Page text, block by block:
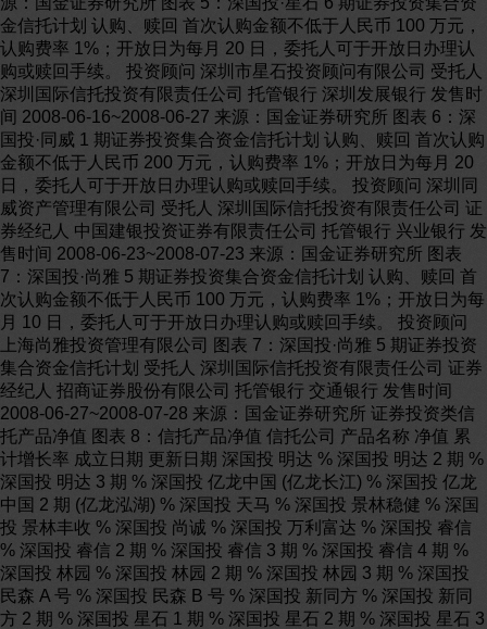
金信托计划 认购、赎回 首次认购金额不低于人民币 100 万元，
认购费率 1%；开放日为每月 20 日，委托人可于开放日办理认
购或赎回手续。 投资顾问 深圳市星石投资顾问有限公司 受托人
深圳国际信托投资有限责任公司 托管银行 深圳发展银行 发售时
间 2008-06-16~2008-06-27 来源：国金证券研究所 图表 6：深
国投·同威 1 期证券投资集合资金信托计划 认购、赎回 首次认购
金额不低于人民币 200 万元，认购费率 1%；开放日为每月 20
日，委托人可于开放日办理认购或赎回手续。 投资顾问 深圳同
威资产管理有限公司 受托人 深圳国际信托投资有限责任公司 证
券经纪人 中国建银投资证券有限责任公司 托管银行 兴业银行 发
售时间 2008-06-23~2008-07-23 来源：国金证券研究所 图表
7：深国投·尚雅 5 期证券投资集合资金信托计划 认购、赎回 首
次认购金额不低于人民币 100 万元，认购费率 1%；开放日为每
月 10 日，委托人可于开放日办理认购或赎回手续。 投资顾问
上海尚雅投资管理有限公司 图表 7：深国投·尚雅 5 期证券投资
集合资金信托计划 受托人 深圳国际信托投资有限责任公司 证券
经纪人 招商证券股份有限公司 托管银行 交通银行 发售时间
2008-06-27~2008-07-28 来源：国金证券研究所 证券投资类信
托产品净值 图表 8：信托产品净值 信托公司 产品名称 净值 累
计增长率 成立日期 更新日期 深国投 明达 % 深国投 明达 2 期 %
深国投 明达 3 期 % 深国投 亿龙中国 (亿龙长江) % 深国投 亿龙
中国 2 期 (亿龙泓湖) % 深国投 天马 % 深国投 景林稳健 % 深国
投 景林丰收 % 深国投 尚诚 % 深国投 万利富达 % 深国投 睿信
% 深国投 睿信 2 期 % 深国投 睿信 3 期 % 深国投 睿信 4 期 %
深国投 林园 % 深国投 林园 2 期 % 深国投 林园 3 期 % 深国投
民森 A 号 % 深国投 民森 B 号 % 深国投 新同方 % 深国投 新同
方 2 期 % 深国投 星石 1 期 % 深国投 星石 2 期 % 深国投 星石 3